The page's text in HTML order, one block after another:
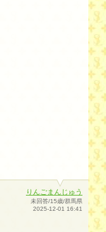
りんごまんじゅう
未回答/15歳/群馬県
2025-12-01 16:41